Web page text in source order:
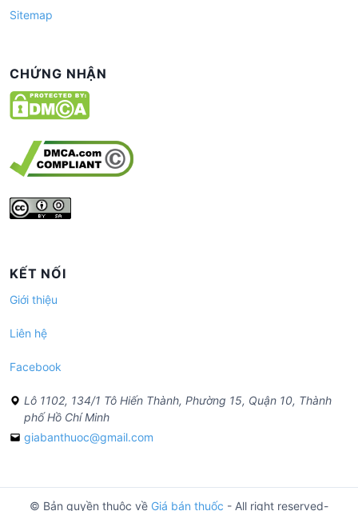
Sitemap
CHỨNG NHẬN
KẾT NỐI
Giới thiệu
Liên hệ
Facebook
Lô 1102, 134/1 Tô Hiến Thành, Phường 15, Quận 10, Thành
phố Hồ Chí Minh
giabanthuoc@gmail.com
© Bản quyền thuộc về Giá bán thuốc - All right reserved-